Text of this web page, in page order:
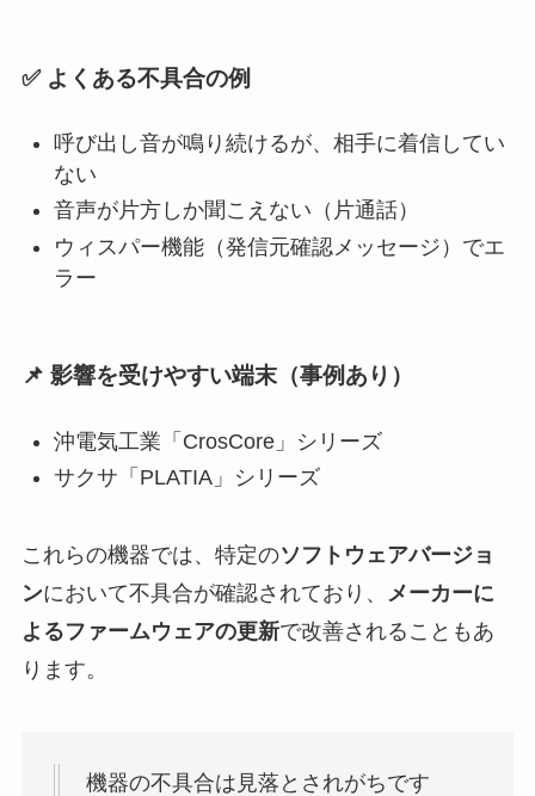
✅ よくある不具合の例
呼び出し音が鳴り続けるが、相手に着信してい
ない
音声が片方しか聞こえない（片通話）
ウィスパー機能（発信元確認メッセージ）でエ
ラー
📌 影響を受けやすい端末（事例あり）
沖電気工業「CrosCore」シリーズ
サクサ「PLATIA」シリーズ
これらの機器では、特定のソフトウェアバージョ
ンにおいて不具合が確認されており、
メーカーに
よるファームウェアの更新で改善されることもあ
ります。
機器の不具合は見落とされがちです